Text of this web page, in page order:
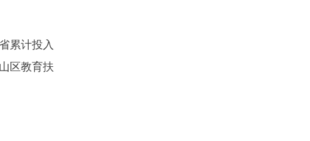
累计投入
区教育扶